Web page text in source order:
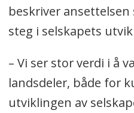
beskriver
steg i selskapets
– Vi ser stor verdi i å
landsdeler, både for
utviklingen av